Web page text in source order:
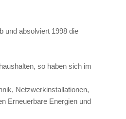
und absolviert 1998 die
so haben sich im
Netzwerkinstallationen,
Erneuerbare Energien und